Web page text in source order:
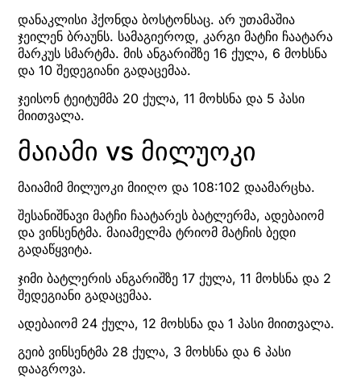
დანაკლისი ჰქონდა ბოსტონსაც. არ უთამაშია
ჯეილენ ბრაუნს. სამაგიეროდ, კარგი მატჩი ჩაატარა
მარკუს სმარტმა. მის ანგარიშზე 16 ქულა, 6 მოხსნა
და 10 შედეგიანი გადაცემაა.
ჯეისონ ტეიტუმმა 20 ქულა, 11 მოხსნა და 5 პასი
მიითვალა.
მაიამი vs მილუოკი
მაიამიმ მილუოკი მიიღო და 108:102 დაამარცხა.
შესანიშნავი მატჩი ჩაატარეს ბატლერმა, ადებაიომ
და ვინსენტმა. მაიამელმა ტრიომ მატჩის ბედი
გადაწყვიტა.
ჯიმი ბატლერის ანგარიშზე 17 ქულა, 11 მოხსნა და 2
შედეგიანი გადაცემაა.
ადებაიომ 24 ქულა, 12 მოხსნა და 1 პასი მიითვალა.
გეიბ ვინსენტმა 28 ქულა, 3 მოხსნა და 6 პასი
დააგროვა.